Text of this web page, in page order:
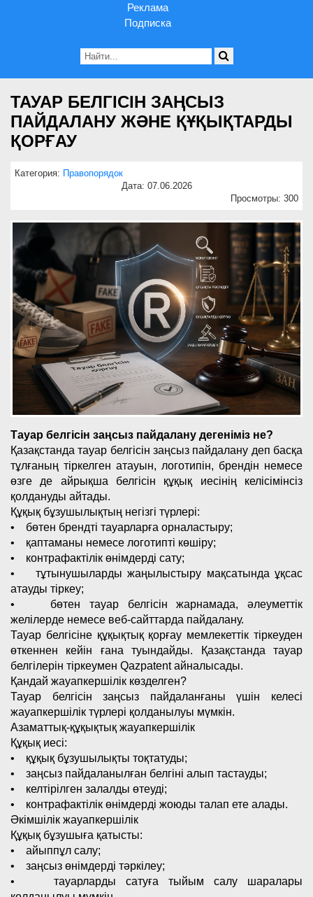
Реклама
Подписка
ТАУАР БЕЛГІСІН ЗАҢСЫЗ
ПАЙДАЛАНУ ЖӘНЕ ҚҰҚЫҚТАРДЫ
ҚОРҒАУ
Категория: Правопорядок
Дата: 07.06.2026
Просмотры: 300
Тауар белгісін заңсыз пайдалану дегеніміз не?
Қазақстанда тауар белгісін заңсыз пайдалану деп басқа
тұлғаның тіркелген атауын, логотипін, брендін немесе
өзге де айрықша белгісін құқық иесінің келісімінсіз
қолдануды айтады.
Құқық бұзушылықтың негізгі түрлері:
• бөтен брендті тауарларға орналастыру;
• қаптаманы немесе логотипті көшіру;
• контрафактілік өнімдерді сату;
• тұтынушыларды жаңылыстыру мақсатында ұқсас
атауды тіркеу;
• бөтен тауар белгісін жарнамада, әлеуметтік
желілерде немесе веб-сайттарда пайдалану.
Тауар белгісіне құқықтық қорғау мемлекеттік тіркеуден
өткеннен кейін ғана туындайды. Қазақстанда тауар
белгілерін тіркеумен Qazpatent айналысады.
Қандай жауапкершілік көзделген?
Тауар белгісін заңсыз пайдаланғаны үшін келесі
жауапкершілік түрлері қолданылуы мүмкін.
Азаматтық-құқықтық жауапкершілік
Құқық иесі:
• құқық бұзушылықты тоқтатуды;
• заңсыз пайдаланылған белгіні алып тастауды;
• келтірілген залалды өтеуді;
• контрафактілік өнімдерді жоюды талап ете алады.
Әкімшілік жауапкершілік
Құқық бұзушыға қатысты:
• айыппұл салу;
• заңсыз өнімдерді тәркілеу;
• тауарларды сатуға тыйым салу шаралары